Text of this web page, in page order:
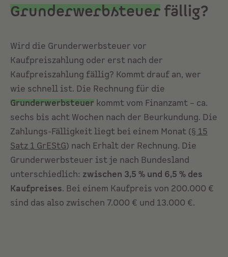
Grunderwerbsteuer fällig?
Wird die Grunderwerbsteuer vor
Kaufpreiszahlung oder erst nach der
Kaufpreiszahlung fällig? Kommt drauf an, wer
wie schnell ist. Die Rechnung für die
Grunderwerbsteuer kommt vom Finanzamt – ca.
sechs bis acht Wochen nach der Beurkundung. Die
Zahlungs-Fälligkeit liegt bei einem Monat (§ 15
Satz 1 GrEStG) nach Erhalt der Rechnung. Die
Grunderwerbsteuer ist je nach Bundesland
unterschiedlich: zwischen 3,5 % und 6,5 % des
Kaufpreises. Bei einem Kaufpreis von 200.000 €
sind das also zwischen 7.000 € und 13.000 €.